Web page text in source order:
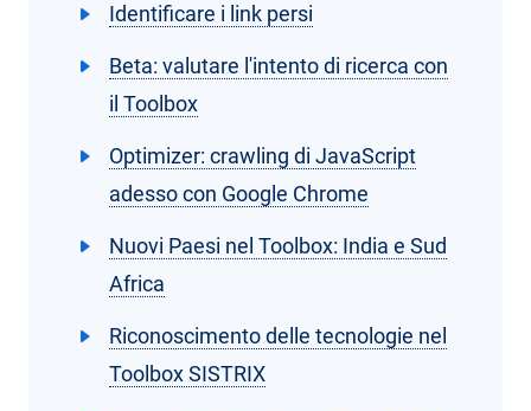
Identificare i link persi
Beta: valutare l'intento di ricerca con
il Toolbox
Optimizer: crawling di JavaScript
adesso con Google Chrome
Nuovi Paesi nel Toolbox: India e Sud
Africa
Riconoscimento delle tecnologie nel
Toolbox SISTRIX